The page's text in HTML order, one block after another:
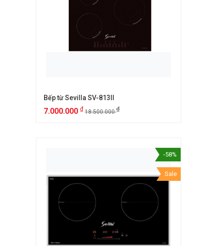
Bếp từ Sevilla SV-813II
7.000.000 ₫ 18.500.000₫
-58%
Sale